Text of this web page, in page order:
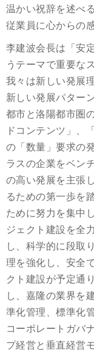
温かい祝辞を述べ
従業員に心からの
李建波会長は「安
うテーマで重要な
我々は新しい発展
新しい発展パター
都市と洛陽都市圏
ドコンテンツ」、
の「数量」要求の
ラスの企業をベン
の高い発展を主張
るための第一歩を
ために努力を集中
ジェクト建設を全
し、科学的に段取
理を強化し、安全
クト建設が予定通
し、嘉隆の業界を
準化管理、標準化
コーポレートガバ
プ経営と垂直経営